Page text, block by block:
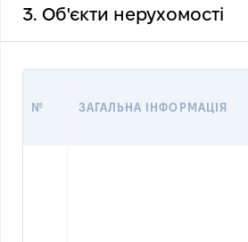
3. Об'єкти нерухомості
№ ЗАГАЛЬНА ІНФОРМАЦІЯ